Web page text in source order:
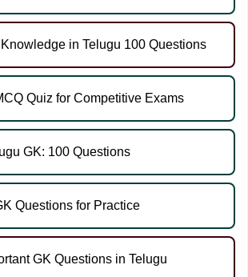
in Telugu 100 Questions
Quiz for Competitive Exams
GK: 100 Questions
Questions for Practice
GK Questions in Telugu